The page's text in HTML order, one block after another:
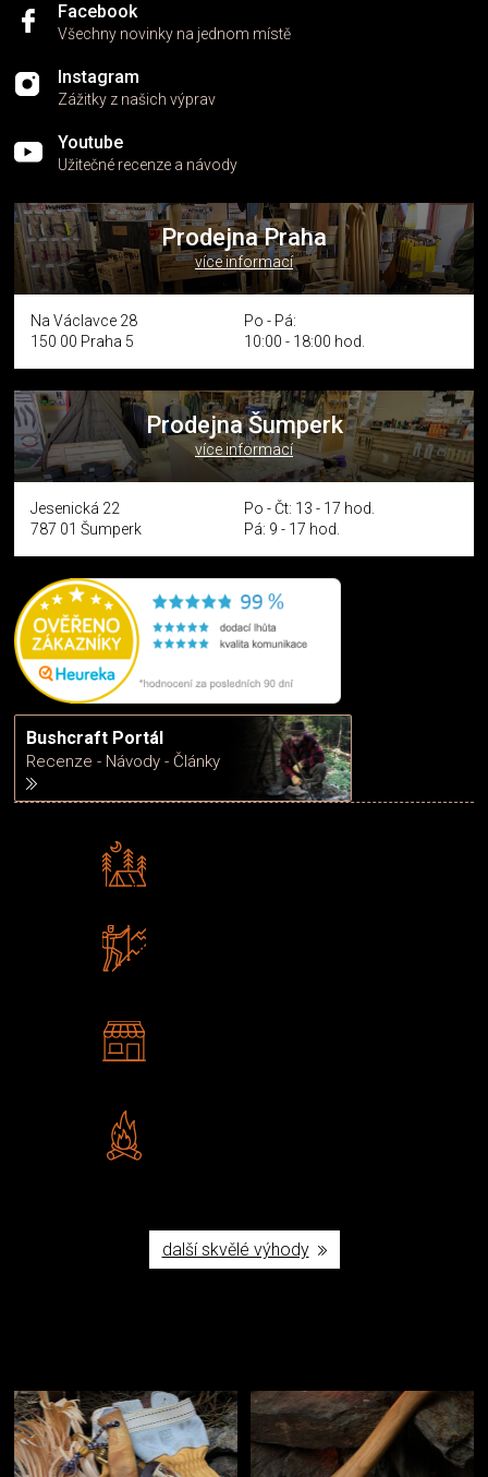
Facebook
Všechny novinky na jednom místě
Instagram
Zážitky z našich výprav
Youtube
Užitečné recenze a návody
Prodejna Praha
více informací
Na Václavce 28
150 00 Praha 5
Po - Pá:
10:00 - 18:00 hod.
Prodejna Šumperk
více informací
Jesenická 22
787 01 Šumperk
Po - Čt: 13 - 17 hod.
Pá: 9 - 17 hod.
Bushcraft Portál
Recenze - Návody - Články
další skvělé výhody